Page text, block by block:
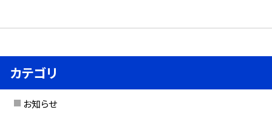
カテゴリ
お知らせ